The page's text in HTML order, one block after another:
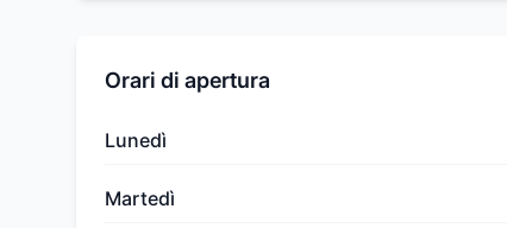
Orari di apertura
Lunedì
Martedì